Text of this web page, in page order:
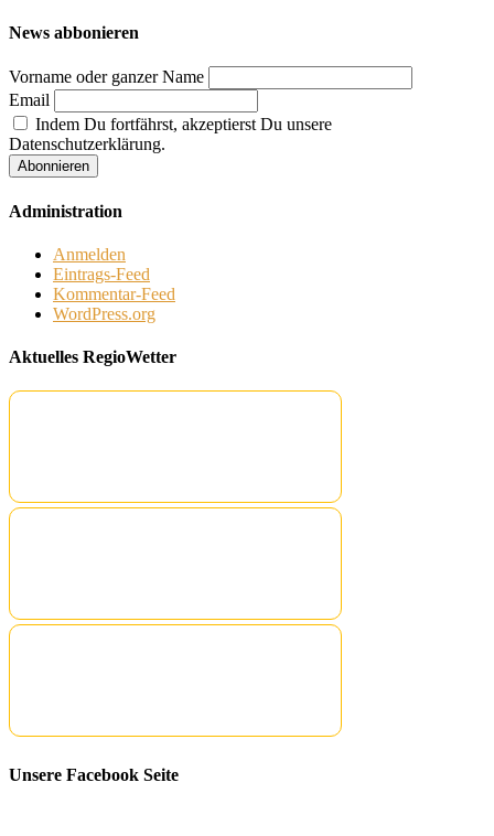
News abbonieren
Vorname oder ganzer Name
Email
Indem Du fortfährst, akzeptierst Du unsere
Datenschutzerklärung.
Administration
Anmelden
Eintrags-Feed
Kommentar-Feed
WordPress.org
Aktuelles RegioWetter
Unsere Facebook Seite